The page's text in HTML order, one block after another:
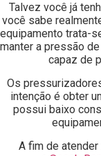
Talvez você já
você sabe
equipamento trata-
manter a pressão
capaz de
Os
intenção é obter
possui baixo
A fim de